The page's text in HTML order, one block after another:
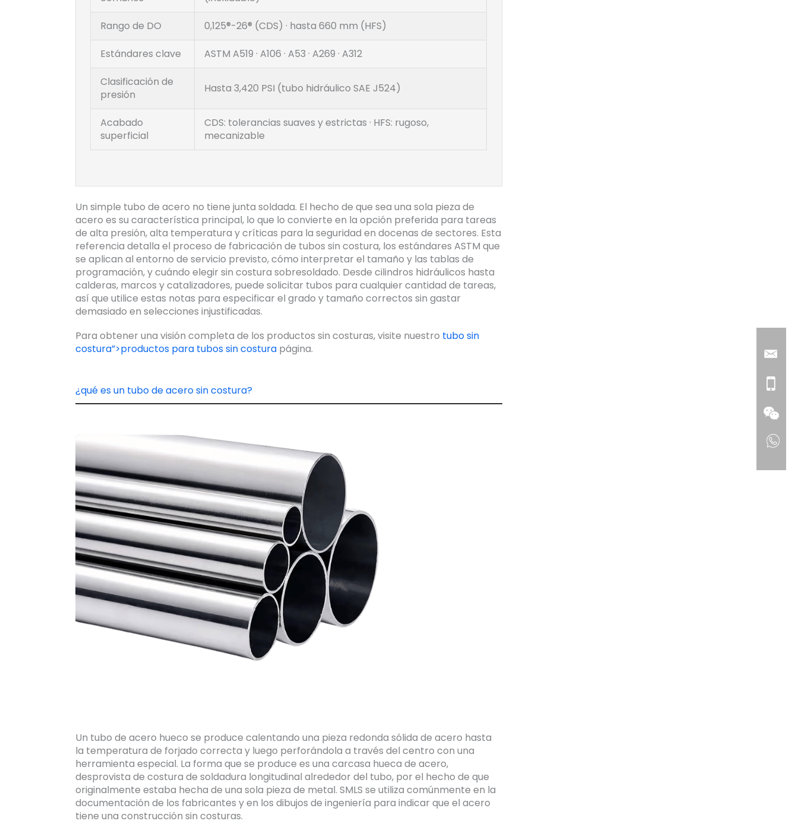
Rango de DO 0,125®-26® (CDS) · hasta 660 mm (HFS)
Estándares clave ASTM A519 · A106 · A53 · A269 · A312
Clasificación de
presión
Hasta 3,420 PSI (tubo hidráulico SAE J524)
Acabado
superficial
CDS: tolerancias suaves y estrictas · HFS: rugoso,
mecanizable
Un simple tubo de acero no tiene junta soldada. El hecho de que sea una sola pieza de
acero es su característica principal, lo que lo convierte en la opción preferida para tareas
de alta presión, alta temperatura y críticas para la seguridad en docenas de sectores. Esta
referencia detalla el proceso de fabricación de tubos sin costura, los estándares ASTM que
se aplican al entorno de servicio previsto, cómo interpretar el tamaño y las tablas de
programación, y cuándo elegir sin costura sobresoldado. Desde cilindros hidráulicos hasta
calderas, marcos y catalizadores, puede solicitar tubos para cualquier cantidad de tareas,
así que utilice estas notas para especificar el grado y tamaño correctos sin gastar
demasiado en selecciones injustificadas.
Para obtener una visión completa de los productos sin costuras, visite nuestro tubo sin
costura”>productos para tubos sin costura página.
¿qué es un tubo de acero sin costura?
Un tubo de acero hueco se produce calentando una pieza redonda sólida de acero hasta
la temperatura de forjado correcta y luego perforándola a través del centro con una
herramienta especial. La forma que se produce es una carcasa hueca de acero,
desprovista de costura de soldadura longitudinal alrededor del tubo, por el hecho de que
originalmente estaba hecha de una sola pieza de metal. SMLS se utiliza comúnmente en la
documentación de los fabricantes y en los dibujos de ingeniería para indicar que el acero
tiene una construcción sin costuras.